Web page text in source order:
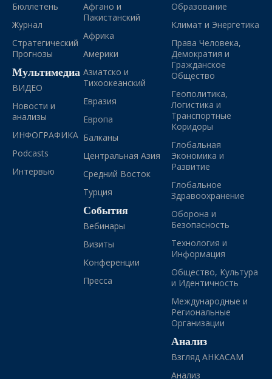
Бюллетень
Журнал
Стратегический
Прогнозы
Мультимедиа
ВИДЕО
Новости и
анализы
ИНФОГРАФИКА
Podcasts
Интервью
Афгано и
Пакистанский
Африка
Америки
Азиатско и
Тихоокеанский
Евразия
Европа
Балканы
Центральная Азия
Средний Восток
Турция
События
Вебинары
Визиты
Конференции
Пресса
Образование
Климат и Энергетика
Права Человека,
Демократия и
Гражданское
Общество
Геополитика,
Логистика и
Транспортные
Коридоры
Глобальная
Экономика и
Развитие
Глобальное
Здравоохранение
Оборона и
Безопасность
Технология и
Информация
Общество, Культура
и Идентичность
Международные и
Региональные
Организации
Анализ
Взгляд АНКАСАМ
Анализ